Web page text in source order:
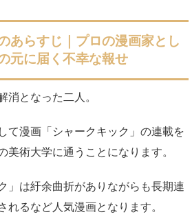
あらすじ｜プロの漫画家とし
元に届く不幸な報せ
消となった二人。
て漫画「シャークキック」の連載を
美術大学に通うことになります。
」は紆余曲折がありながらも長期連
れるなど人気漫画となります。